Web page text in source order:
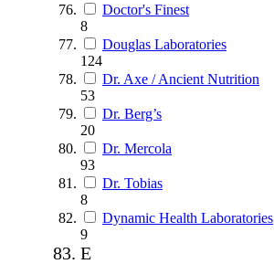
Doctor's Finest
8
Douglas Laboratories
124
Dr. Axe / Ancient Nutrition
53
Dr. Berg’s
20
Dr. Mercola
93
Dr. Tobias
8
Dynamic Health Laboratories
9
E